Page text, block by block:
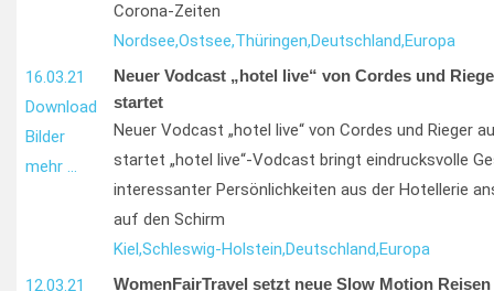
Corona-Zeiten
Nordsee,Ostsee,Thüringen,Deutschland,Europa
16.03.21
Download
Bilder
mehr …
Neuer Vodcast „hotel live“ von Cordes und
startet
Neuer Vodcast „hotel live“ von Cordes und Rieger
startet „hotel live“-Vodcast bringt eindrucksvolle
interessanter Persönlichkeiten aus der Hotellerie
auf den Schirm
Kiel,Schleswig-Holstein,Deutschland,Europa
12.03.21
WomenFairTravel setzt neue Slow Motion